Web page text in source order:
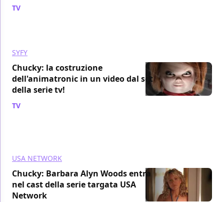
TV
SYFY
Chucky: la costruzione
dell'animatronic in un video dal set
della serie tv!
TV
USA NETWORK
Chucky: Barbara Alyn Woods entra
nel cast della serie targata USA
Network